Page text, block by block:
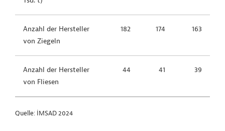
Anzahl der Hersteller
von Ziegeln
182 174 163
Anzahl der Hersteller
von Fliesen
44 41 39
Quelle: İMSAD 2024